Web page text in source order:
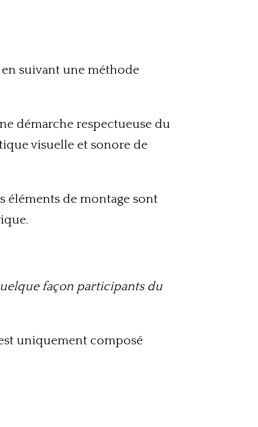
en suivant une méthode
démarche respectueuse du
visuelle et sonore de
éléments de montage sont
façon participants du
uniquement composé